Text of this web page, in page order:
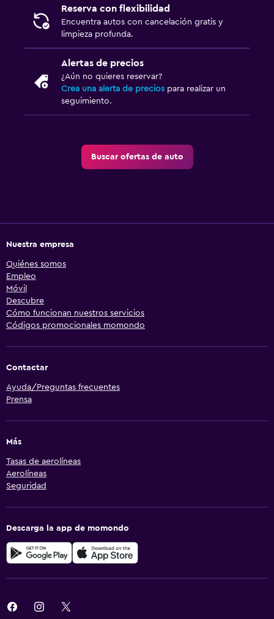
Reserva con flexibilidad
Encuentra autos con cancelación gratis y
limpieza profunda.
Alertas de precios
¿Aún no quieres reservar?
Crea una alerta de precios para realizar un
seguimiento.
Buscar ofertas de auto
Nuestra empresa
Quiénes somos
Empleo
Móvil
Descubre
Cómo funcionan nuestros servicios
Códigos promocionales momondo
Contactar
Ayuda/Preguntas frecuentes
Prensa
Más
Tasas de aerolíneas
Aerolíneas
Seguridad
Descarga la app de momondo